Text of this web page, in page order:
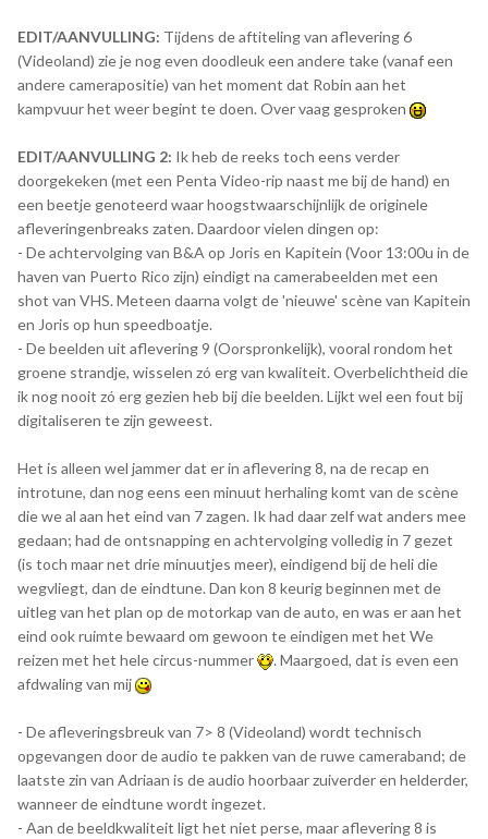
EDIT/AANVULLING: Tijdens de aftiteling van aflevering 6
(Videoland) zie je nog even doodleuk een andere take (vanaf een
andere camerapositie) van het moment dat Robin aan het
kampvuur het weer begint te doen. Over vaag gesproken
EDIT/AANVULLING 2: Ik heb de reeks toch eens verder
doorgekeken (met een Penta Video-rip naast me bij de hand) en
een beetje genoteerd waar hoogstwaarschijnlijk de originele
afleveringenbreaks zaten. Daardoor vielen dingen op:
- De achtervolging van B&A op Joris en Kapitein (Voor 13:00u in de
haven van Puerto Rico zijn) eindigt na camerabeelden met een
shot van VHS. Meteen daarna volgt de 'nieuwe' scène van Kapitein
en Joris op hun speedboatje.
- De beelden uit aflevering 9 (Oorspronkelijk), vooral rondom het
groene strandje, wisselen zó erg van kwaliteit. Overbelichtheid die
ik nog nooit zó erg gezien heb bij die beelden. Lijkt wel een fout bij
digitaliseren te zijn geweest.
Het is alleen wel jammer dat er in aflevering 8, na de recap en
introtune, dan nog eens een minuut herhaling komt van de scène
die we al aan het eind van 7 zagen. Ik had daar zelf wat anders mee
gedaan; had de ontsnapping en achtervolging volledig in 7 gezet
(is toch maar net drie minuutjes meer), eindigend bij de heli die
wegvliegt, dan de eindtune. Dan kon 8 keurig beginnen met de
uitleg van het plan op de motorkap van de auto, en was er aan het
eind ook ruimte bewaard om gewoon te eindigen met het We
reizen met het hele circus-nummer
. Maargoed, dat is even een
afdwaling van mij
- De afleveringsbreuk van 7> 8 (Videoland) wordt technisch
opgevangen door de audio te pakken van de ruwe cameraband; de
laatste zin van Adriaan is de audio hoorbaar zuiverder en helderder,
wanneer de eindtune wordt ingezet.
- Aan de beeldkwaliteit ligt het niet perse, maar aflevering 8 is